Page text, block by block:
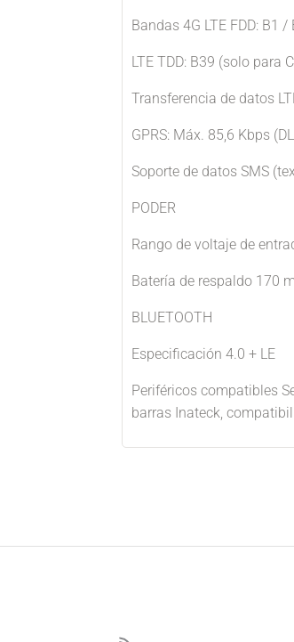
Bandas 4G LTE FDD:
LTE TDD: B39 (solo para
Transferencia de datos
GPRS: Máx. 85,6 Kbps
Soporte de datos SMS
PODER
Rango de voltaje de
Batería de respaldo 170
BLUETOOTH
Especificación 4.0 + LE
Periféricos compatibles
barras Inateck,